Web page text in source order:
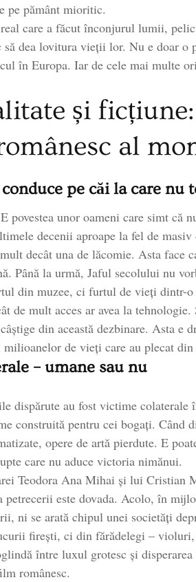
premiat
film
românesc
momentului
pe pământ mioritic.
care a făcut înconjurul lumii,
dea lovitura vieții lor. Nu e doar o
în Europa. Iar de cele mai multe
și
al
pe căi la care nu
unor oameni care simt că
decenii aproape la fel de
decât una de lăcomie. Asta
Până la urmă, Jaful secolului nu
din muzee, ci furtul de vieți dintr-
de mult acces ar avea la
din această dezbinare. Asta e
de vieți care au plecat din
– umane sau nu
au fost victime colaterale
construită pentru cei bogați. Când
opere de artă pierdute. E
care nu aduce victoria nimănui.
Teodora Ana Mihai și lui Cristian
este dovada. Acolo, în
ni se arată chipul unei societăți
firești, ci din fărădelegi –
între luxul grotesc și
românesc.